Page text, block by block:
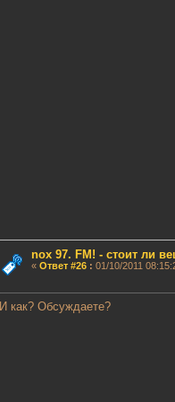
nox 97. FM! - стоит ли
« Ответ #26: 01/10/2011
И как? Обсуждаете?